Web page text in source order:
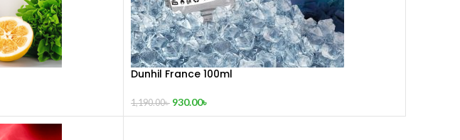
Dunhil France 100ml
1,190.00৳ 930.00৳